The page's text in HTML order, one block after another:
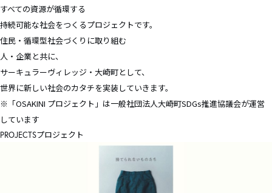
すべての資源が循環する
持続可能な社会をつくるプロジェクトです。
住民・循環型社会づくりに取り組む
人・企業と共に、
サーキュラーヴィレッジ・大崎町として、
世界に新しい社会のカタチを実装していきます。
※「OSAKINI プロジェクト」は一般社団法人大崎町SDGs推進協議会が運営
しています
PROJECTSプロジェクト